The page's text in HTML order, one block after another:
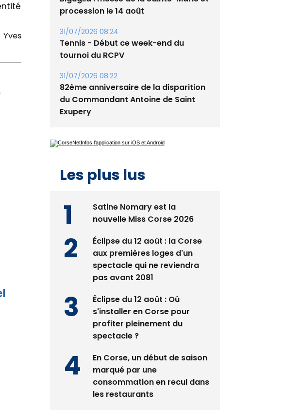
Yves
05/08/2026 09:53
procession le 14 août
31/07/2026 08:24
tournoi du RCPV
31/07/2026 08:22
82ème anniversaire de la disparition
nouvelle Miss Corse 2026
Éclipse du 12 août : la Corse
aux premières loges d'un
pas avant 2081
Éclipse du 12 août : Où
s'installer en Corse pour
spectacle ?
En Corse, un début de saison
marqué par une